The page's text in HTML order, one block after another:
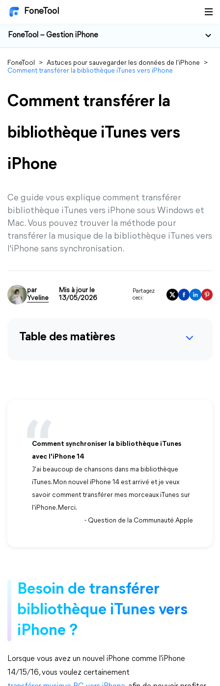
FoneTool
FoneTool – Gestion iPhone
FoneTool > Astuces pour sauvegarder les données de l'iPhone
>
Comment transférer la bibliothèque iTunes vers iPhone
Comment transférer la
bibliothèque iTunes vers
iPhone
Ce guide vous explique comment transférer
bibliothèque iTunes vers iPhone sous Windows et
Mac. Vous pouvez trouver la méthode pour
transférer la musique de la bibliothèque iTunes vers
l'iPhone sans synchronisation.
par
Yveline
Mis à jour le
13/05/2026
Partagez
ceci:
Table des matières
Comment synchroniser la bibliothèque iTunes
avec l'iPhone 14
J'ai beaucoup de chansons dans ma bibliothèque
iTunes. Mon nouvel iPhone 14 est arrivé et je veux
savoir comment transférer mes morceaux iTunes sur
l'iPhone. Merci.
- Question de la Communauté Apple
Besoin de transférer
bibliothèque iTunes vers
iPhone ?
Lorsque vous avez un nouvel iPhone comme l'iPhone
14/15/16, vous voulez certainement